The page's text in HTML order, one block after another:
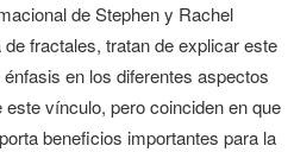
de Stephen y Rachel
fractales, tratan de explicar este
en los diferentes aspectos
vínculo, pero coinciden en que
beneficios importantes para la